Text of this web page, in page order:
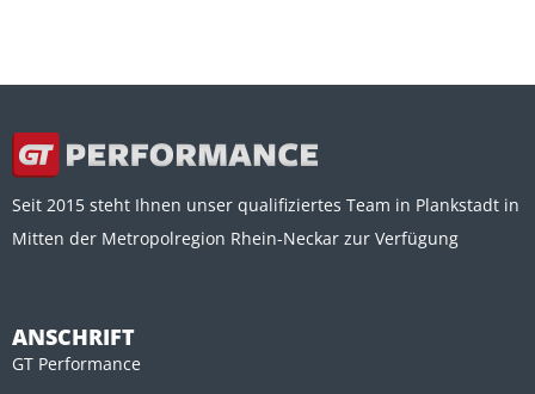
Seit 2015 steht Ihnen unser qualifiziertes Team in Plankstadt in
Mitten der Metropolregion Rhein-Neckar zur Verfügung
ANSCHRIFT
GT Performance